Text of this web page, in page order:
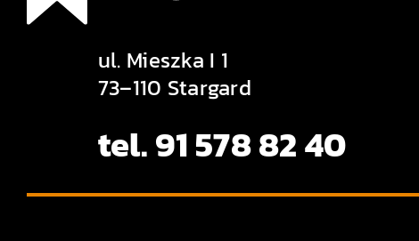
ul. Mieszka I 1
73–110 Stargard
tel. 91 578 82 40